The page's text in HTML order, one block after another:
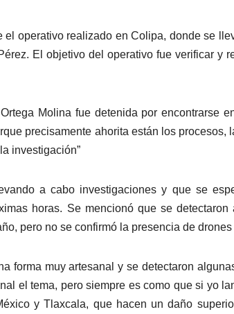
el operativo realizado en Colipa, donde se
El objetivo del operativo fue verificar y
Molina fue detenida por encontrarse
precisamente ahorita están los procesos,
investigación”
a cabo investigaciones y que se
horas. Se mencionó que se detectaron
pero no se confirmó la presencia de
forma muy artesanal y se detectaron
el tema, pero siempre es como que si yo
y Tlaxcala, que hacen un daño